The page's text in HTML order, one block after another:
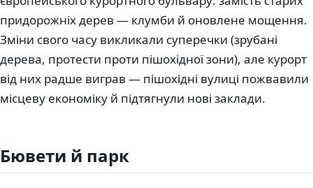
придорожніх дерев — клумби й оновлене мощення.
Зміни свого часу викликали суперечки (зрубані
дерева, протести проти пішохідної зони), але курорт
від них радше виграв — пішохідні вулиці пожвавили
місцеву економіку й підтягнули нові заклади.
Бювети й парк